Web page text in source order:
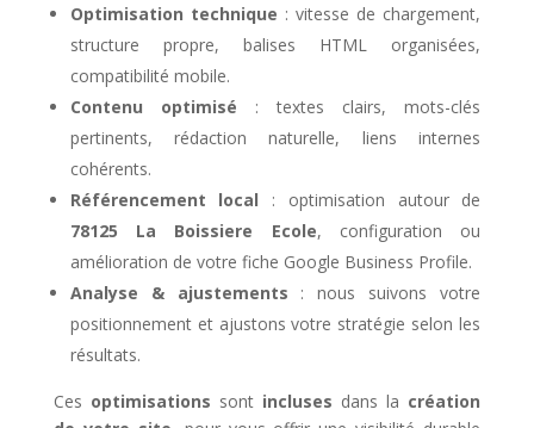
Optimisation technique : vitesse de chargement,
structure propre, balises HTML organisées,
compatibilité mobile.
Contenu optimisé : textes clairs, mots-clés
pertinents, rédaction naturelle, liens internes
cohérents.
Référencement local : optimisation autour de
78125 La Boissiere Ecole, configuration ou
amélioration de votre fiche Google Business Profile.
Analyse & ajustements : nous suivons votre
positionnement et ajustons votre stratégie selon les
résultats.
Ces optimisations sont incluses dans la création